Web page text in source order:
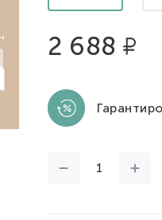
2 688